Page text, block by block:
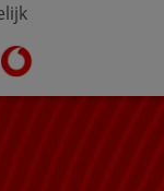
Ga naar de